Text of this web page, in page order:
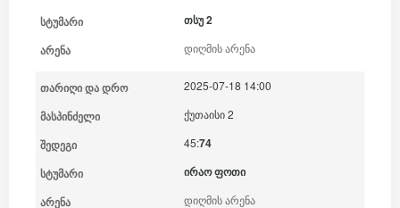
თსუ 2
დიღმის არენა
2025-07-18 14:00
ქუთაისი 2
45:74
ირაო ფოთი
დიღმის არენა